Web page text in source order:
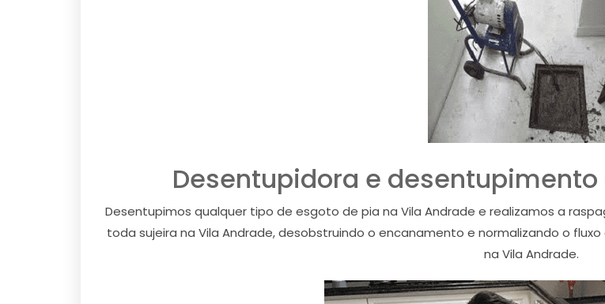
Desentupidora e
Desentupimos qualquer tipo de esgoto de pia na Vila Andrade e realizamos a
toda sujeira na Vila Andrade, desobstruindo o encanamento e normalizando o
na Vila Andrade.